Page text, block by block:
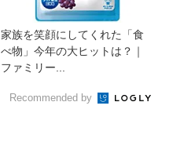
家族を笑顔にしてくれた「食
べ物」今年の大ヒットは？｜
ファミリー...
Recommended by